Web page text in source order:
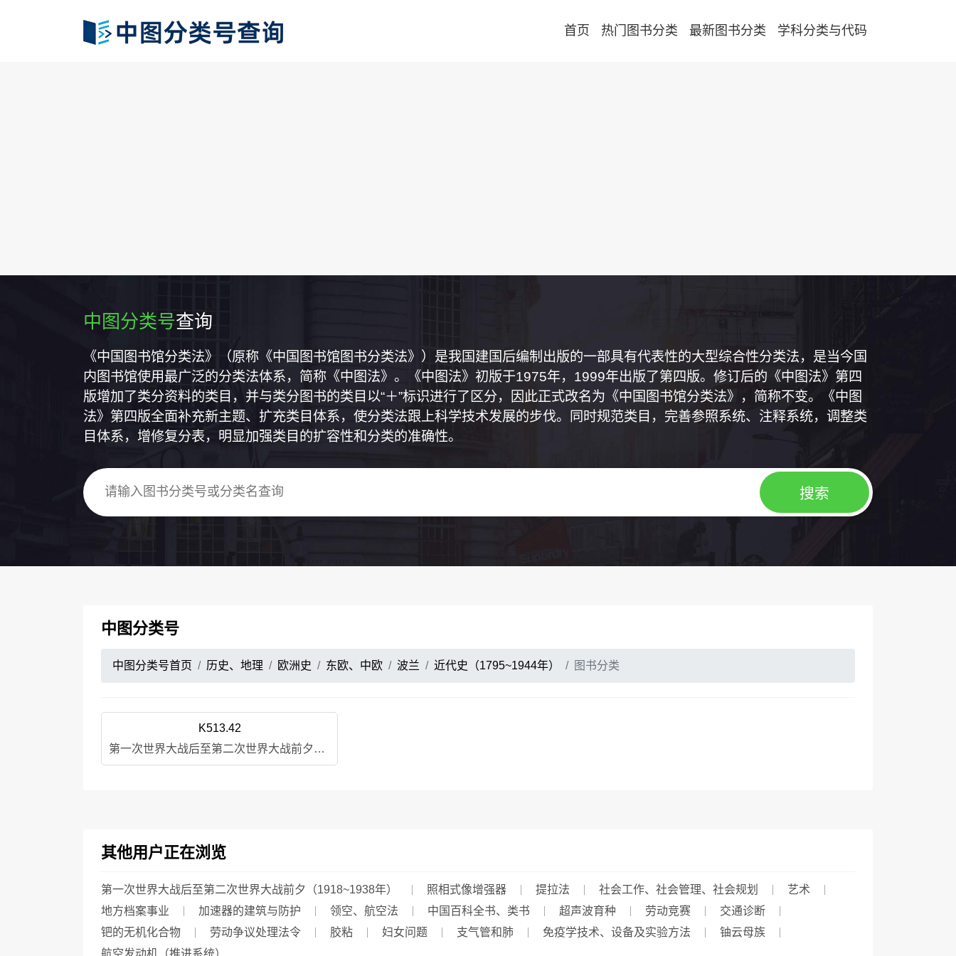
首页 热门图书分类 最新图书分类 学科分类与代码
中图分类号查询
《中国图书馆分类法》（原称《中国图书馆图书分类法》）是我国建国后编制出版的一部具有代表性的大型综合性分类法，是当今国
内图书馆使用最广泛的分类法体系，简称《中图法》。《中图法》初版于1975年，1999年出版了第四版。修订后的《中图法》第四
版增加了类分资料的类目，并与类分图书的类目以“＋”标识进行了区分，因此正式改名为《中国图书馆分类法》，简称不变。《中图
法》第四版全面补充新主题、扩充类目体系，使分类法跟上科学技术发展的步伐。同时规范类目，完善参照系统、注释系统，调整类
目体系，增修复分表，明显加强类目的扩容性和分类的准确性。
中图分类号
中图分类号首页 历史、地理 欧洲史 东欧、中欧 波兰 近代史（1795~1944年） 图书分类
K513.42
第一次世界大战后至第二次世界大战前夕（1918~1938年）
其他用户正在浏览
第一次世界大战后至第二次世界大战前夕（1918~1938年） 照相式像增强器 提拉法 社会工作、社会管理、社会规划
艺术
地方档案事业
加速器的建筑与防护 领空、航空法 中国百科全书、类书 超声波育种 劳动竞赛
交通诊断
钯的无机化合物
劳动争议处理法令 胶粘 妇女问题 支气管和肺 免疫学技术、设备及实验方法
铀云母族
航空发动机（推进系统）